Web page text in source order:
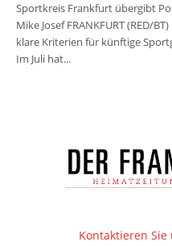
Sportkreis Frankfurt übergibt
Mike Josef FRANKFURT (RED/
klare Kriterien für künftige
Im Juli hat...
Kontaktieren Sie